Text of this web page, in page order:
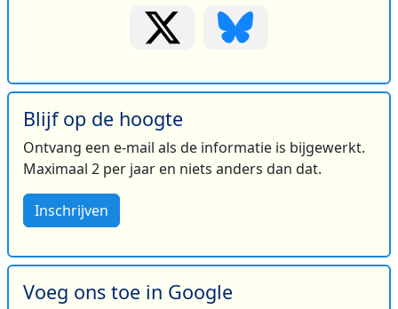
Blijf op de hoogte
Ontvang een e-mail als de informatie is bijgewerkt.
Maximaal 2 per jaar en niets anders dan dat.
Inschrijven
Voeg ons toe in Google